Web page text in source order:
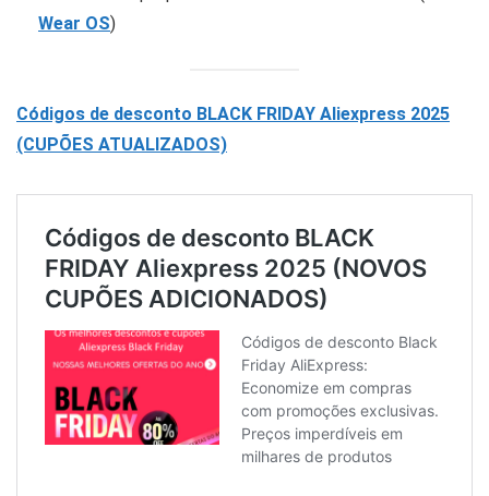
Wear OS)
Códigos de desconto BLACK FRIDAY Aliexpress 2025
(CUPÕES ATUALIZADOS)